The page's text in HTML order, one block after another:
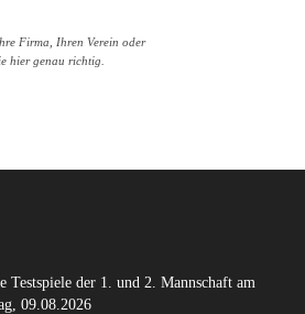
Firma, Ihren Verein oder
hier genau richtig.
Testspiele der 1. und 2. Mannschaft am
09.08.2026